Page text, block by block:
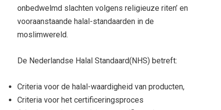
onbedwelmd slachten volgens religieuze riten’ en
vooraanstaande halal-standaarden in de
moslimwereld.
De Nederlandse Halal Standaard(NHS) betreft:
Criteria voor de halal-waardigheid van producten,
Criteria voor het certificeringsproces